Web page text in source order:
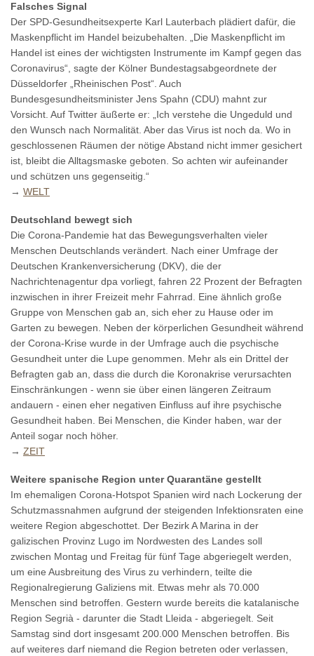
Falsches Signal
Der SPD-Gesundheitsexperte Karl Lauterbach plädiert dafür, die
Maskenpflicht im Handel beizubehalten. „Die Maskenpflicht im
Handel ist eines der wichtigsten Instrumente im Kampf gegen das
Coronavirus“, sagte der Kölner Bundestagsabgeordnete der
Düsseldorfer „Rheinischen Post“. Auch
Bundesgesundheitsminister Jens Spahn (CDU) mahnt zur
Vorsicht. Auf Twitter äußerte er: „Ich verstehe die Ungeduld und
den Wunsch nach Normalität. Aber das Virus ist noch da. Wo in
geschlossenen Räumen der nötige Abstand nicht immer gesichert
ist, bleibt die Alltagsmaske geboten. So achten wir aufeinander
und schützen uns gegenseitig.“
→ WELT
Deutschland bewegt sich
Die Corona-Pandemie hat das Bewegungsverhalten vieler
Menschen Deutschlands verändert. Nach einer Umfrage der
Deutschen Krankenversicherung (DKV), die der
Nachrichtenagentur dpa vorliegt, fahren 22 Prozent der Befragten
inzwischen in ihrer Freizeit mehr Fahrrad. Eine ähnlich große
Gruppe von Menschen gab an, sich eher zu Hause oder im
Garten zu bewegen. Neben der körperlichen Gesundheit während
der Corona-Krise wurde in der Umfrage auch die psychische
Gesundheit unter die Lupe genommen. Mehr als ein Drittel der
Befragten gab an, dass die durch die Koronakrise verursachten
Einschränkungen - wenn sie über einen längeren Zeitraum
andauern - einen eher negativen Einfluss auf ihre psychische
Gesundheit haben. Bei Menschen, die Kinder haben, war der
Anteil sogar noch höher.
→ ZEIT
Weitere spanische Region unter Quarantäne gestellt
Im ehemaligen Corona-Hotspot Spanien wird nach Lockerung der
Schutzmassnahmen aufgrund der steigenden Infektionsraten eine
weitere Region abgeschottet. Der Bezirk A Marina in der
galizischen Provinz Lugo im Nordwesten des Landes soll
zwischen Montag und Freitag für fünf Tage abgeriegelt werden,
um eine Ausbreitung des Virus zu verhindern, teilte die
Regionalregierung Galiziens mit. Etwas mehr als 70.000
Menschen sind betroffen. Gestern wurde bereits die katalanische
Region Segrià - darunter die Stadt Lleida - abgeriegelt. Seit
Samstag sind dort insgesamt 200.000 Menschen betroffen. Bis
auf weiteres darf niemand die Region betreten oder verlassen,